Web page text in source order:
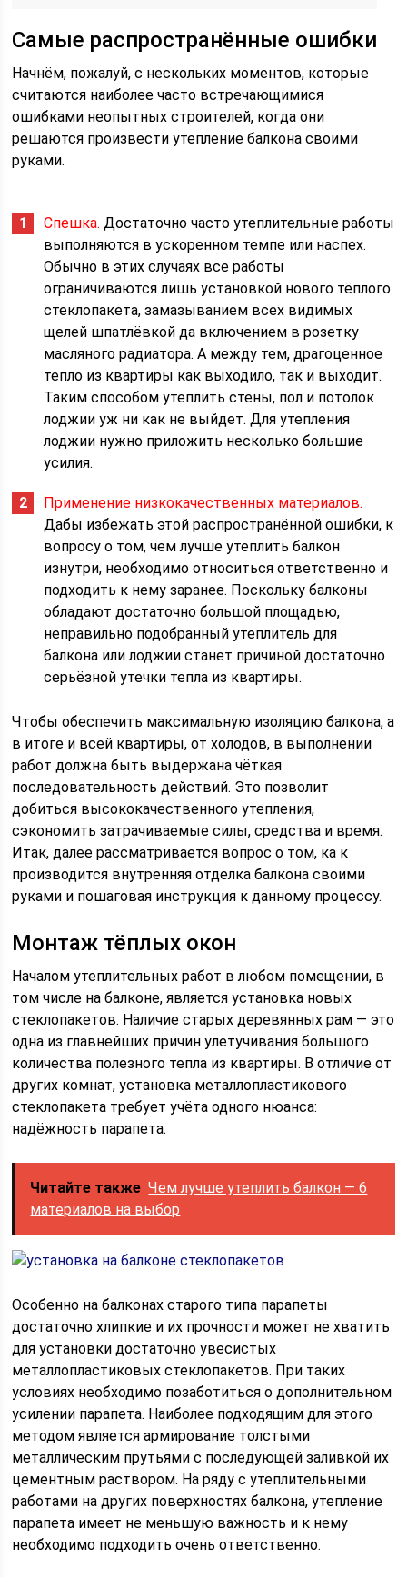
Самые распространённые ошибки
Начнём, пожалуй, с нескольких моментов, которые
считаются наиболее часто встречающимися
ошибками неопытных строителей, когда они
решаются произвести утепление балкона своими
руками.
Спешка. Достаточно часто утеплительные работы
выполняются в ускоренном темпе или наспех.
Обычно в этих случаях все работы
ограничиваются лишь установкой нового тёплого
стеклопакета, замазыванием всех видимых
щелей шпатлёвкой да включением в розетку
масляного радиатора. А между тем, драгоценное
тепло из квартиры как выходило, так и выходит.
Таким способом утеплить стены, пол и потолок
лоджии уж ни как не выйдет. Для утепления
лоджии нужно приложить несколько большие
усилия.
Применение низкокачественных материалов.
Дабы избежать этой распространённой ошибки, к
вопросу о том, чем лучше утеплить балкон
изнутри, необходимо относиться ответственно и
подходить к нему заранее. Поскольку балконы
обладают достаточно большой площадью,
неправильно подобранный утеплитель для
балкона или лоджии станет причиной достаточно
серьёзной утечки тепла из квартиры.
Чтобы обеспечить максимальную изоляцию балкона, а
в итоге и всей квартиры, от холодов, в выполнении
работ должна быть выдержана чёткая
последовательность действий. Это позволит
добиться высококачественного утепления,
сэкономить затрачиваемые силы, средства и время.
Итак, далее рассматривается вопрос о том, ка к
производится внутренняя отделка балкона своими
руками и пошаговая инструкция к данному процессу.
Монтаж тёплых окон
Началом утеплительных работ в любом помещении, в
том числе на балконе, является установка новых
стеклопакетов. Наличие старых деревянных рам — это
одна из главнейших причин улетучивания большого
количества полезного тепла из квартиры. В отличие от
других комнат, установка металлопластикового
стеклопакета требует учёта одного нюанса:
надёжность парапета.
Читайте также Чем лучше утеплить балкон — 6
материалов на выбор
Особенно на балконах старого типа парапеты
достаточно хлипкие и их прочности может не хватить
для установки достаточно увесистых
металлопластиковых стеклопакетов. При таких
условиях необходимо позаботиться о дополнительном
усилении парапета. Наиболее подходящим для этого
методом является армирование толстыми
металлическим прутьями с последующей заливкой их
цементным раствором. На ряду с утеплительными
работами на других поверхностях балкона, утепление
парапета имеет не меньшую важность и к нему
необходимо подходить очень ответственно.